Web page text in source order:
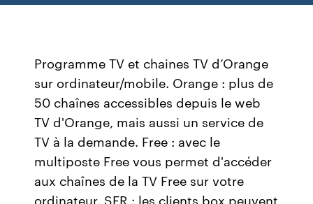
Programme TV et chaines TV d’Orange
sur ordinateur/mobile. Orange : plus de
50 chaînes accessibles depuis le web
TV d'Orange, mais aussi un service de
TV à la demande. Free : avec le
multiposte Free vous permet d'accéder
aux chaînes de la TV Free sur votre
ordinateur. SFR : les clients box peuvent